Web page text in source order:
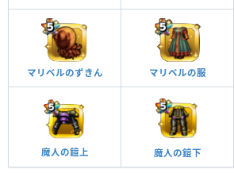
マリベルのずきん マリベルの服
魔人の鎧上 魔人の鎧下